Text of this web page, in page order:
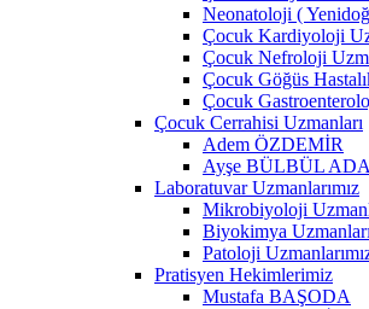
Neonatoloji (
Çocuk Kardiyoloji
Çocuk Nefroloji
Çocuk Göğüs
Çocuk
Çocuk Cerrahisi Uzmanları
Adem ÖZDEMİR
Ayşe BÜLBÜL
Laboratuvar Uzmanlarımız
Mikrobiyoloji
Biyokimya
Patoloji
Pratisyen Hekimlerimiz
Mustafa BAŞODA